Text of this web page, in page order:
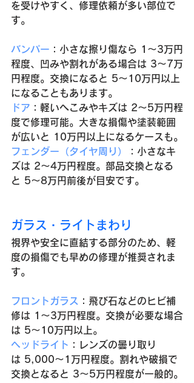
を受けやすく、修理依頼が多い部位で
す。
バンパー ：小さな擦り傷なら 1〜3万円
程度、凹みや割れがある場合は 3〜7万
円程度。交換になると 5〜10万円以上
になることもあります。
ドア ：軽いへこみやキズは 2〜5万円程
度で修理可能。大きな損傷や塗装範囲
が広いと 10万円以上になるケースも。
フェンダー（タイヤ周り）
：小さなキ
ズは 2〜4万円程度。部品交換となる
と 5〜8万円前後が目安です。
ガラス・ライトまわり
視界や安全に直結する部分のため、軽
度の損傷でも早めの修理が推奨されま
す。
フロントガラス
：飛び石などのヒビ補
修は 1〜3万円程度。交換が必要な場合
は 5〜10万円以上。
ヘッドライト ：レンズの曇り取り
は 5,000〜1万円程度。割れや破損で
交換となると 3〜5万円程度が一般的。